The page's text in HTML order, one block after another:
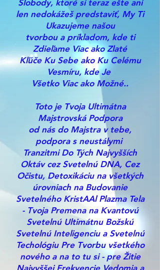
Slobody, ktoré si teraz ešte ani
len nedokážeš predstaviť, My Ti
Ukazujeme našou
tvorbou a príkladom, kde ti
Zdieľame Viac ako Zlaté
Kľúče Ku Sebe ako Ku Celému
Vesmíru, kde Je
Všetko Viac ako Možné..
Toto je Tvoja Ultimátna
Majstrovská Podpora
od nás do Majstra v tebe,
podpora s neustálymi
Tranzitmi Do Tých Najvyšších
Oktáv cez Svetelnú DNA, Cez
Očistu, Detoxikáciu na všetkých
úrovniach na Budovanie
Svetelného KristAAl Plazma Tela
- Tvoja Premena na Kvantovú
Svetelnú Ultimátnu Božskú
Svetelnú Inteligenciu a Svetelnú
Techológiu Pre Tvorbu všetkého
nového a na to tu si - pre Žitie
Najvyššej Frekvencie Vedomia a